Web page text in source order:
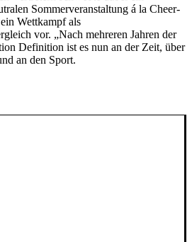
Sommerveranstaltung á la Cheer-
Wettkampf als
vor. „Nach mehreren Jahren der
Definition ist es nun an der Zeit, über
an den Sport.